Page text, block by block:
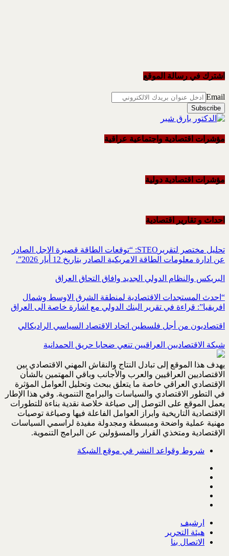
اشترك في رسالة الموقع
Email
مؤشرات اقتصادية واجتماعية عراقية
مؤشرات اقتصادية دولية
احداث و تقاریر اقتصادیة
تحليل مختصر لتقريرSTEO‏: “توقعات الطاقة قصيرة الاجل الصادر
عن ادارة معلومات الطاقة الامريكية ‏الصادر بتاريخ 12 أيار 2026”.‏
البريكس والنظام الدولي الجديد وافاق التحاق العراق
“احدث المستجدات الاقتصادية لمنطقة الشرق الاوسط وشمال
افريقيا”: قراءة في تقرير البنك الدولي مع اشارة خاصة الى العراق
اقتصاديون من أجل فلسطين اتحاد الاقتصاد السياسي الراديكالي
شبكة الاقتصاديين العراقيين تنعي ضحايا حريق الحمدانية
يهدف هذا الموقع إلى تبادل النتاج والنقاش المهني الاقتصادي بين
الاقتصاديين العراقيين والعرب والأجانب وباقي المهتمين بالشأن
الإقتصادي العراقي خاصة ما يتعلق ببحث وتحليل العوامل المؤثرة
في التطور الاقتصادي والسياسات والبرامج التنموية. وفي هذا الإطار
يعمل الموقع على التوصل إلى صياغة خلاصة نقدية بناءة للتطورات
الإقتصادية التاريخية وابراز العوامل الفاعلة فيها وصياغة توصيات
مهنية عملية واضحة ومبسطة ومجدولة مفيدة لراسمي السياسات
الإقتصادية ومتخذي القرار والمسؤولين عن البرامج التنموية.
شروط وقواعد النشر في موقع الشبكة
ارشيف
هيئة التحرير
الاتصال بنا